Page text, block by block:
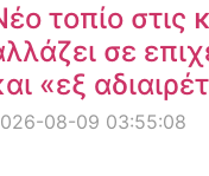
τοπίο στις
σε
«εξ
08-09 03:55:08